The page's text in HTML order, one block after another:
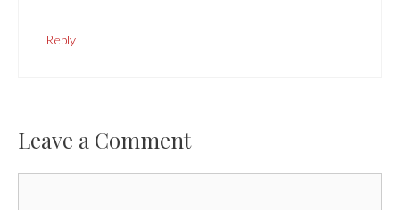
Reply
Leave a Comment